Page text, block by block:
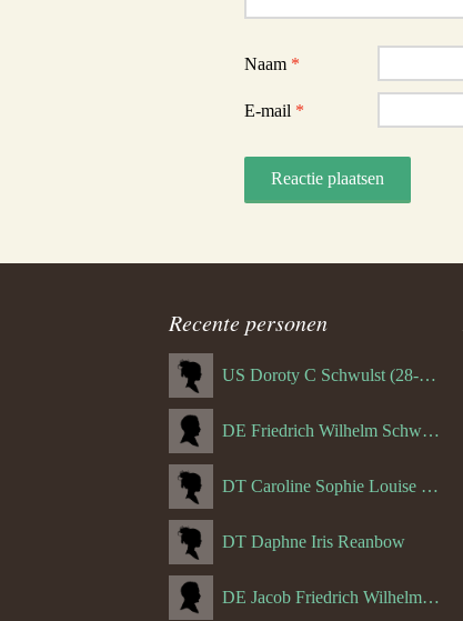
Naam *
E-mail *
Recente personen
US Doroty C Schwulst (28-12-1919)
DE Friedrich Wilhelm Schwulst
DT Caroline Sophie Louise Schreuder born Schwulst (13-05-1866)
DT Daphne Iris Reanbow
DE Jacob Friedrich Wilhelm Hurth